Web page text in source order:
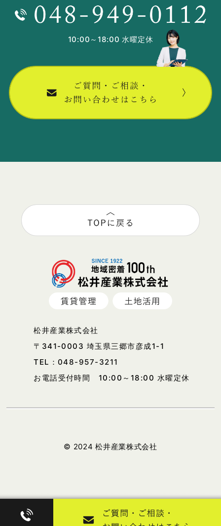
10:00～18:00 水曜定休
松井産業株式会社
〒341-0003 埼玉県三郷市彦成1-1
TEL： 048-957-3211
お電話受付時間 10:00～18:00 水曜定休
© 2024 松井産業株式会社